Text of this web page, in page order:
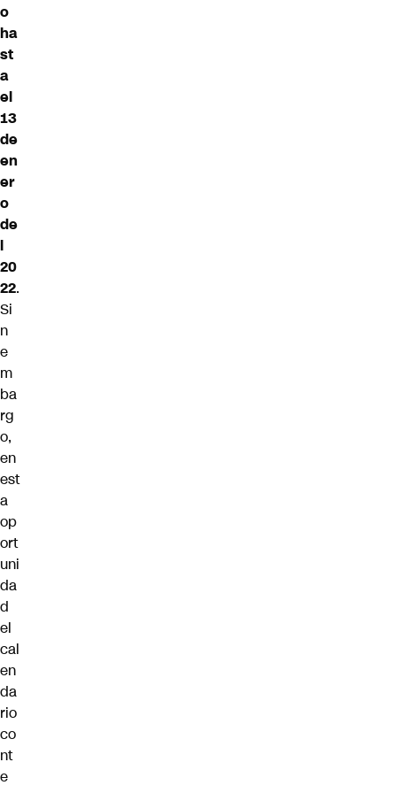
o
ha
st
a
el
13
de
en
er
o
de
l
20
22.
Si
n
e
m
ba
rg
o,
en
est
a
op
ort
uni
da
d
el
cal
en
da
rio
co
nt
e